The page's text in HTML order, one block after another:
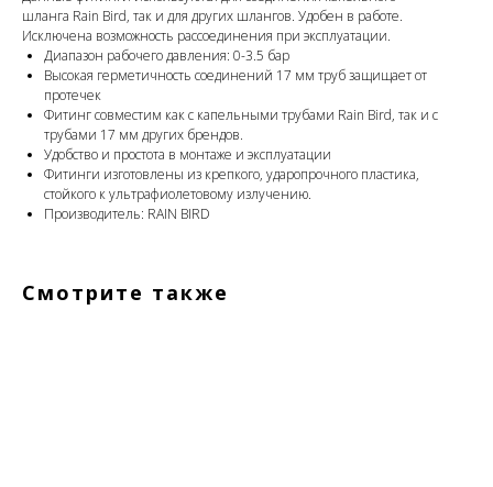
шланга Rain Bird, так и для других шлангов. Удобен в работе.
Исключена возможность рассоединения при эксплуатации.
Диапазон рабочего давления: 0-3.5 бар
Высокая герметичность соединений 17 мм труб защищает от
протечек
Фитинг совместим как с капельными трубами Rain Bird, так и с
трубами 17 мм других брендов.
Удобство и простота в монтаже и эксплуатации
Фитинги изготовлены из крепкого, ударопрочного пластика,
стойкого к ультрафиолетовому излучению.
Производитель: RAIN BIRD
Смотрите также